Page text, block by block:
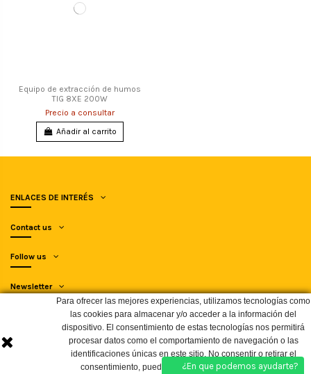
Equipo de extracción de humos
TIG 8XE 200W
Precio a consultar
Añadir al carrito
ENLACES DE INTERÉS
Contact us
Para ofrecer las mejores experiencias, utilizamos tecnologías como
las cookies para almacenar y/o acceder a la información del
dispositivo. El consentimiento de estas tecnologías nos permitirá
procesar datos como el comportamiento de navegación o las
identificaciones únicas en este sitio. No consentir o retirar el
consentimiento, puede afectar negativamente a ciertas
Follow us
Newsletter
© Soluciones Industriales y Soldadura 2008, SLU - SOLYSOL. Todos los
¿En que podemos ayudarte?